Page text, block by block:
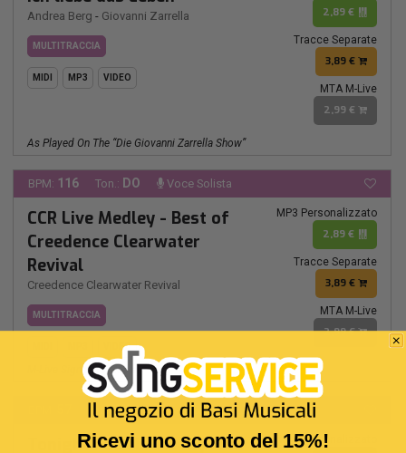
Andrea Berg - Giovanni Zarrella
MULTITRACCIA
MIDI MP3 VIDEO
2,89 €
Tracce Separate
3,89 €
MTA M-Live
2,99 €
As Played On The “Die Giovanni Zarrella Show”
BPM: 116 Ton.: DO Voce Solista
CCR Live Medley - Best of
Creedence Clearwater
Revival
Creedence Clearwater Revival
MULTITRACCIA
VIDEO
MP3 Personalizzato
2,89 €
Tracce Separate
3,89 €
MTA M-Live
2,99 €
M-Live Signature Medley
Ton.:MIb Voce Solista
Tonight I celebrate my love MP3 Personalizzato
Ricevi uno sconto del 15%!